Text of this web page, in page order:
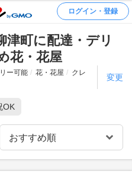
ログイン・登録
津町に配達・デリ
花・花屋
ー可能 花・花屋
クレ
変更
OK